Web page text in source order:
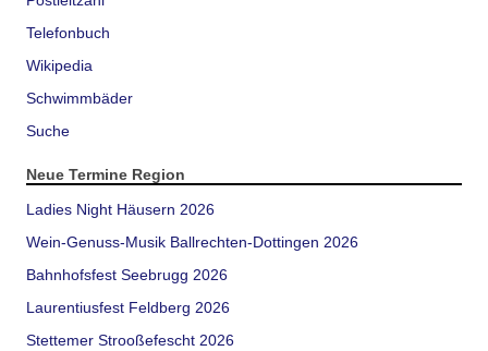
Telefonbuch
Wikipedia
Schwimmbäder
Suche
Neue Termine Region
Ladies Night Häusern 2026
Wein-Genuss-Musik Ballrechten-Dottingen 2026
Bahnhofsfest Seebrugg 2026
Laurentiusfest Feldberg 2026
Stettemer Strooßefescht 2026